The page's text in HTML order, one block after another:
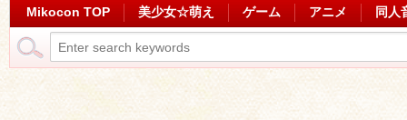
Mikocon TOP 美少女☆萌え ゲーム アニメ 同人